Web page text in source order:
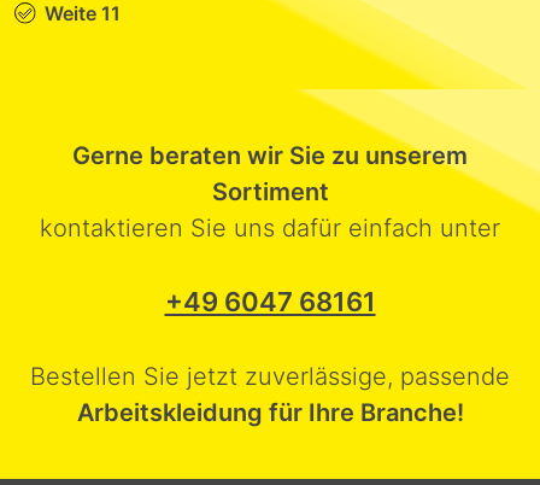
Weite 11
Gerne beraten wir Sie zu unserem
Sortiment
kontaktieren Sie uns dafür einfach unter
+49 6047 68161
Bestellen Sie jetzt zuverlässige, passende
Arbeitskleidung für Ihre Branche!